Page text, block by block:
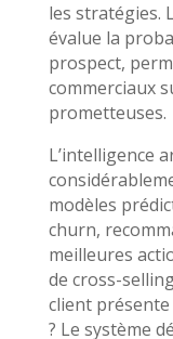
les stratégies.
évalue la
prospect,
commerciaux
prometteuses.
L’intelligence
modèles
churn,
meilleures
de cross-
client
? Le système